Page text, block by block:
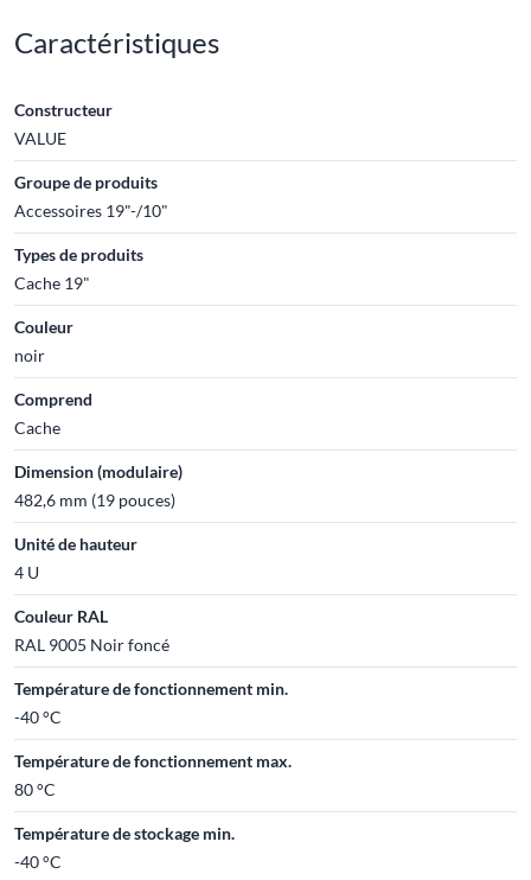
Caractéristiques
Constructeur
VALUE
Groupe de produits
Accessoires 19"-/10"
Types de produits
Cache 19"
Couleur
noir
Comprend
Cache
Dimension (modulaire)
482,6 mm (19 pouces)
Unité de hauteur
4 U
Couleur RAL
RAL 9005 Noir foncé
Température de fonctionnement min.
-40 °C
Température de fonctionnement max.
80 °C
Température de stockage min.
-40 °C